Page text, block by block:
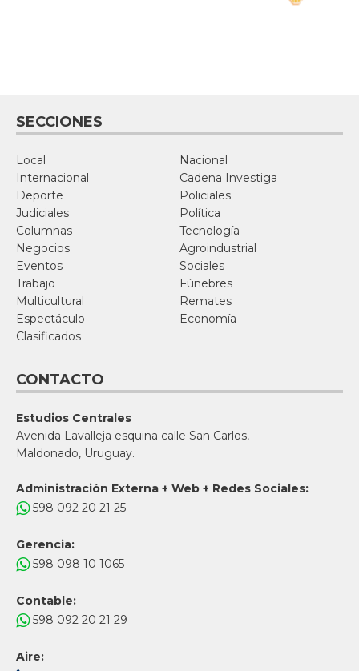
SECCIONES
Local
Nacional
Internacional
Cadena Investiga
Deporte
Policiales
Judiciales
Política
Columnas
Tecnología
Negocios
Agroindustrial
Eventos
Sociales
Trabajo
Fúnebres
Multicultural
Remates
Espectáculo
Economía
Clasificados
CONTACTO
Estudios Centrales
Avenida Lavalleja esquina calle San Carlos,
Maldonado, Uruguay.
Administración Externa + Web + Redes Sociales:
598 092 20 21 25
Gerencia:
598 098 10 1065
Contable:
598 092 20 21 29
Aire: